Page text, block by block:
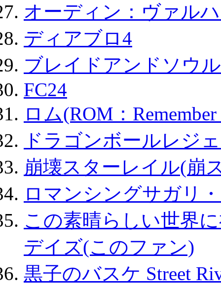
オーディン：ヴァル
ディアブロ4
ブレイドアンドソウ
FC24
ロム(ROM：
ドラゴンボールレジ
崩壊スターレイル(崩
ロマンシングサガリ
この素晴らしい世界
デイズ(このファン)
黒子のバスケ Street